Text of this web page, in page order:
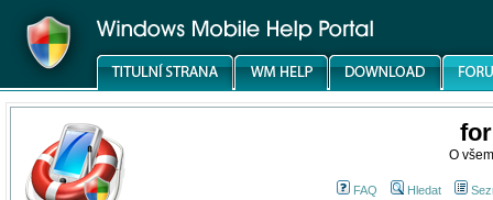
O
FAQ Hledat